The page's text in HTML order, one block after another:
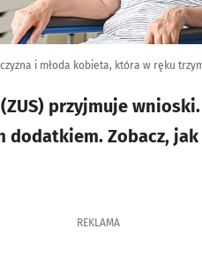
i młoda kobieta, która w ręku
(ZUS) przyjmuje
dodatkiem. Zobacz,
REKLAMA